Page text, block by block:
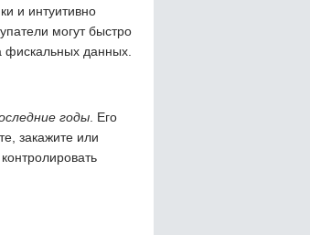
и интуитивно
могут быстро
фискальных данных.
годы . Его
закажите или